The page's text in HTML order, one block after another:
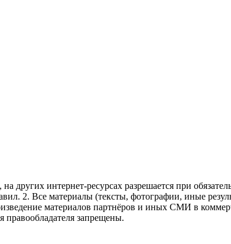
других интернет-ресурсах разрешается при
2. Все материалы (тексты, фотографии, иные
материалов партнёров и иных СМИ в
правообладателя запрещены.